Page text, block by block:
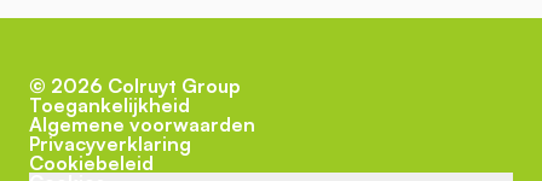
© 2026 Colruyt Group
Toegankelijkheid
Algemene voorwaarden
Privacyverklaring
Cookiebeleid